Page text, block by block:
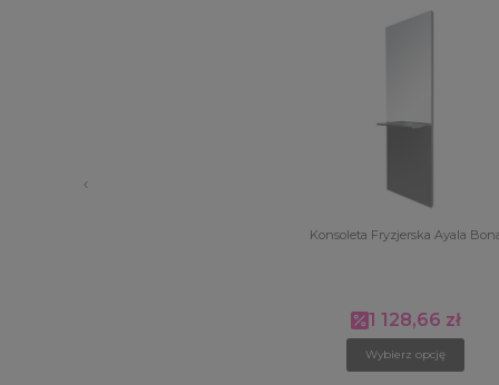
Konsoleta Fryzjerska Ayala
Cena promocyjna
1 128,66 zł
Wybierz opcję